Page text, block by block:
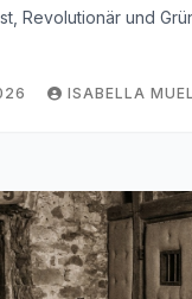
Revolutionär und
ISABELLA